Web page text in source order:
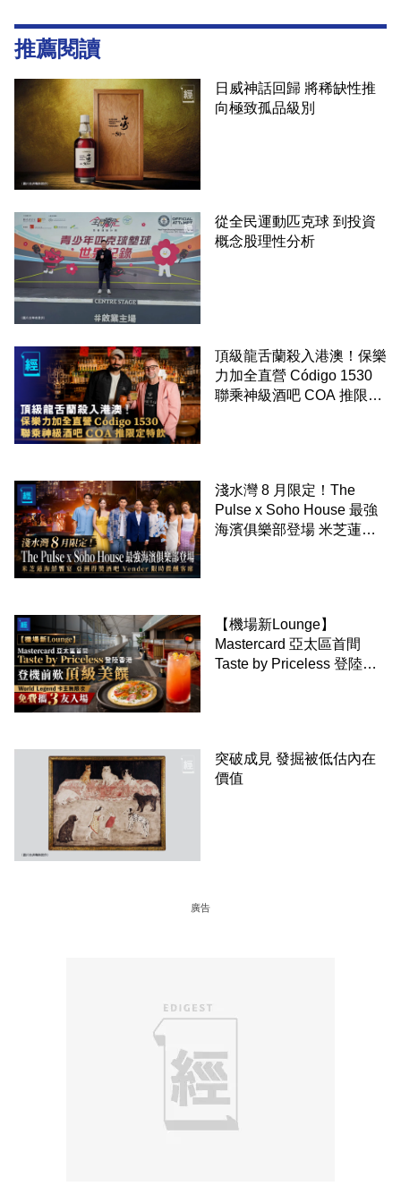
推薦閱讀
日威神話回歸 將稀缺性推
向極致孤品級別
從全民運動匹克球 到投資
概念股理性分析
頂級龍舌蘭殺入港澳！保樂
力加全直營 Código 1530
聯乘神級酒吧 COA 推限定
淺水灣 8 月限定！The
Pulse x Soho House 最強
海濱俱樂部登場 米芝蓮海
【機場新Lounge】
Mastercard 亞太區首間
Taste by Priceless 登陸香
突破成見 發掘被低估內在
價值
廣告